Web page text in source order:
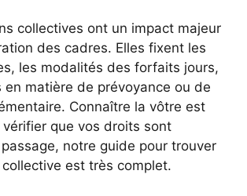
collectives ont un impact majeur
des cadres. Elles fixent les
les modalités des forfaits jours,
en matière de prévoyance ou de
Connaître la vôtre est
que vos droits sont
notre guide pour trouver
est très complet.